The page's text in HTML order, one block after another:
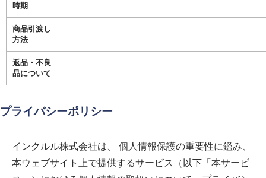
時期
商品引渡し
方法
返品・不良
品について
プライバシーポリシー
インクルル株式会社は、 個人情報保護の重要性に鑑み、
本ウェブサイト上で提供するサービス（以下「本サービ